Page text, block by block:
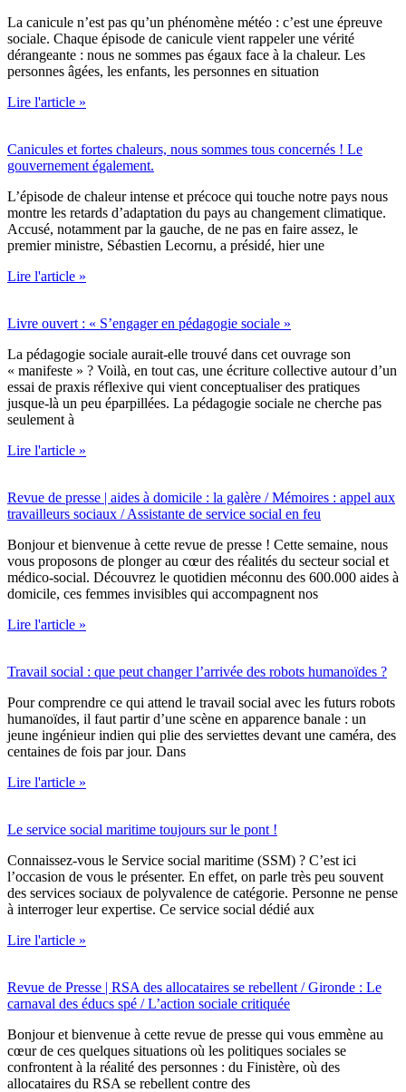
La canicule n’est pas qu’un phénomène météo : c’est une épreuve
sociale. Chaque épisode de canicule vient rappeler une vérité
dérangeante : nous ne sommes pas égaux face à la chaleur. Les
personnes âgées, les enfants, les personnes en situation
Lire l'article »
Canicules et fortes chaleurs, nous sommes tous concernés ! Le
gouvernement également.
L’épisode de chaleur intense et précoce qui touche notre pays nous
montre les retards d’adaptation du pays au changement climatique.
Accusé, notamment par la gauche, de ne pas en faire assez, le
premier ministre, Sébastien Lecornu, a présidé, hier une
Lire l'article »
Livre ouvert : « S’engager en pédagogie sociale »
La pédagogie sociale aurait-elle trouvé dans cet ouvrage son
« manifeste » ? Voilà, en tout cas, une écriture collective autour d’un
essai de praxis réflexive qui vient conceptualiser des pratiques
jusque-là un peu éparpillées. La pédagogie sociale ne cherche pas
seulement à
Lire l'article »
Revue de presse | aides à domicile : la galère / Mémoires : appel aux
travailleurs sociaux / Assistante de service social en feu
Bonjour et bienvenue à cette revue de presse ! Cette semaine, nous
vous proposons de plonger au cœur des réalités du secteur social et
médico-social. Découvrez le quotidien méconnu des 600.000 aides à
domicile, ces femmes invisibles qui accompagnent nos
Lire l'article »
Travail social : que peut changer l’arrivée des robots humanoïdes ?
Pour comprendre ce qui attend le travail social avec les futurs robots
humanoïdes, il faut partir d’une scène en apparence banale : un
jeune ingénieur indien qui plie des serviettes devant une caméra, des
centaines de fois par jour. Dans
Lire l'article »
Le service social maritime toujours sur le pont !
Connaissez-vous le Service social maritime (SSM) ? C’est ici
l’occasion de vous le présenter. En effet, on parle très peu souvent
des services sociaux de polyvalence de catégorie. Personne ne pense
à interroger leur expertise. Ce service social dédié aux
Lire l'article »
Revue de Presse | RSA des allocataires se rebellent / Gironde : Le
carnaval des éducs spé / L’action sociale critiquée
Bonjour et bienvenue à cette revue de presse qui vous emmène au
cœur de ces quelques situations où les politiques sociales se
confrontent à la réalité des personnes : du Finistère, où des
allocataires du RSA se rebellent contre des